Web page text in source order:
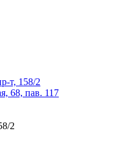
т, 158/2
68, пав. 117
2